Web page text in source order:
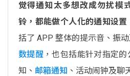
觉得通知太多想改成勿扰模
铃，都能做个人化的通知设置
括了 APP 整体的提示音、振
数提醒 ，也包括能针对指定
知、 邮箱通知 、活动闹钟及聊